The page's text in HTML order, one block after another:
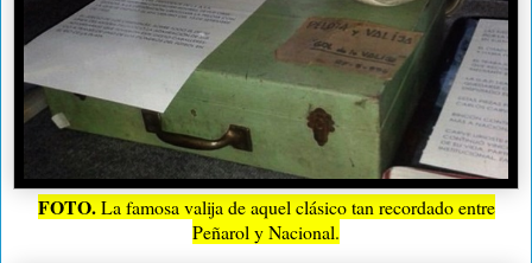
FOTO.La famosa valija de aquel clásico tan recordado entre
Peñarol y Nacional.